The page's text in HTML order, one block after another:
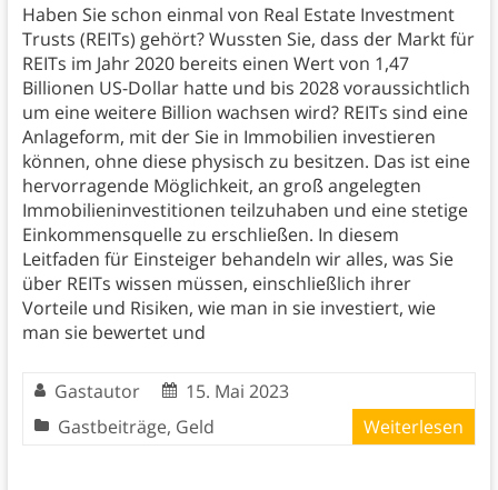
Haben Sie schon einmal von Real Estate Investment
Trusts (REITs) gehört? Wussten Sie, dass der Markt für
REITs im Jahr 2020 bereits einen Wert von 1,47
Billionen US-Dollar hatte und bis 2028 voraussichtlich
um eine weitere Billion wachsen wird? REITs sind eine
Anlageform, mit der Sie in Immobilien investieren
können, ohne diese physisch zu besitzen. Das ist eine
hervorragende Möglichkeit, an groß angelegten
Immobilieninvestitionen teilzuhaben und eine stetige
Einkommensquelle zu erschließen. In diesem
Leitfaden für Einsteiger behandeln wir alles, was Sie
über REITs wissen müssen, einschließlich ihrer
Vorteile und Risiken, wie man in sie investiert, wie
man sie bewertet und
Gastautor
15. Mai 2023
Gastbeiträge, Geld Weiterlesen